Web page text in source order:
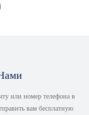
или номер телефона в
вам бесплатную